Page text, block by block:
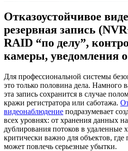
Отказоустойчивое
резервная запись
RAID “по делу”,
камеры, уведомления
Для профессиональной системы
это только половина дела. Намного
эта запись сохранится в случае
кражи регистратора или саботажа.
видеонаблюдение подразумевает
всех уровнях: от хранения данных
дублирования потоков в удаленные
критически важно для объектов, где
может повлечь серьезные убытки.